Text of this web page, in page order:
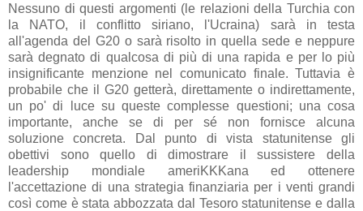
Nessuno di questi argomenti (le relazioni della Turchia con
la NATO, il conflitto siriano, l'Ucraina) sarà in testa
all'agenda del G20 o sarà risolto in quella sede e neppure
sarà degnato di qualcosa di più di una rapida e per lo più
insignificante menzione nel comunicato finale. Tuttavia è
probabile che il G20 getterà, direttamente o indirettamente,
un po' di luce su queste complesse questioni; una cosa
importante, anche se di per sé non fornisce alcuna
soluzione concreta. Dal punto di vista statunitense gli
obettivi sono quello di dimostrare il sussistere della
leadership mondiale ameriKKKana ed ottenere
l'accettazione di una strategia finanziaria per i venti grandi
così come è stata abbozzata dal Tesoro statunitense e dalla